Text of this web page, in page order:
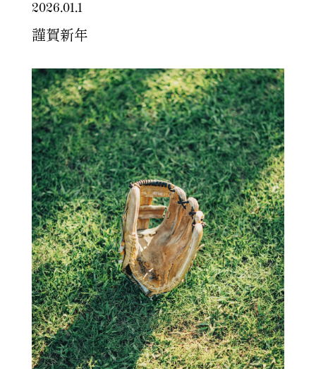
自分で磨く
磨きを依頼する
2026.01.1
謹賀新年